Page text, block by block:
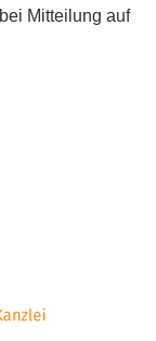
Mitteilung auf